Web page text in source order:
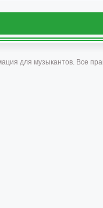
для музыкантов. Все